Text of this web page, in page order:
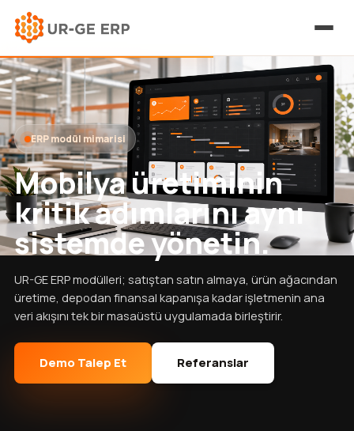
ERP modül mimarisi
Mobilya üretiminin
kritik adımlarını aynı
sistemde yönetin.
UR-GE ERP modülleri; satıştan satın almaya, ürün ağacından
üretime, depodan finansal kapanışa kadar işletmenin ana
veri akışını tek bir masaüstü uygulamada birleştirir.
Demo Talep Et Referanslar